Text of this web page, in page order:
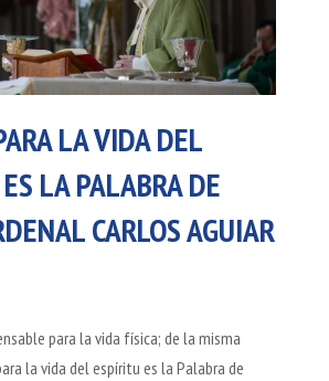
LA VIDA DEL
LA PALABRA DE
CARLOS AGUIAR
para la vida física; de la misma
la vida del espíritu es la Palabra de